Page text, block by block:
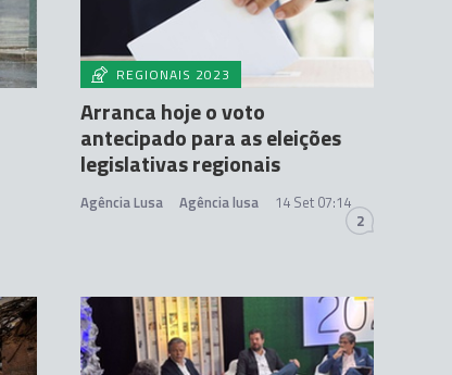
REGIONAIS 2023
Arranca hoje o voto
antecipado para as eleições
legislativas regionais
Agência Lusa Agência lusa
14 Set 07:14
2